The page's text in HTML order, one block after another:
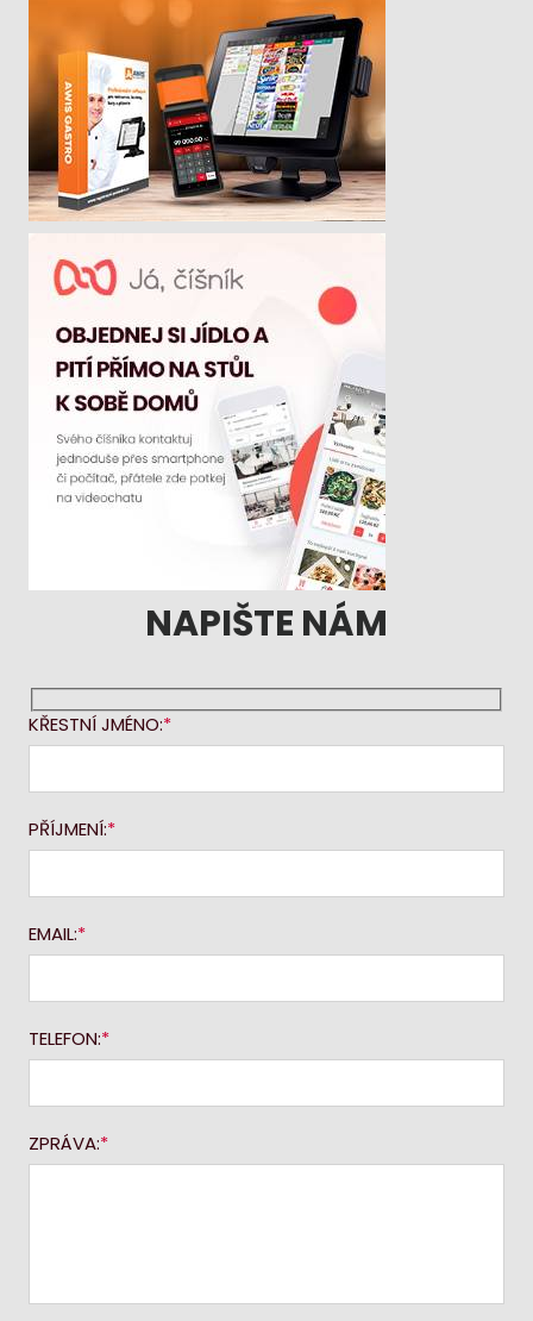
NAPIŠTE NÁM
KŘESTNÍ JMÉNO:
PŘÍJMENÍ:
EMAIL:
TELEFON:
ZPRÁVA: